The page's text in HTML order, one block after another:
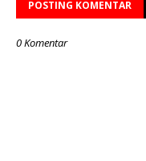
POSTING KOMENTAR
0 Komentar